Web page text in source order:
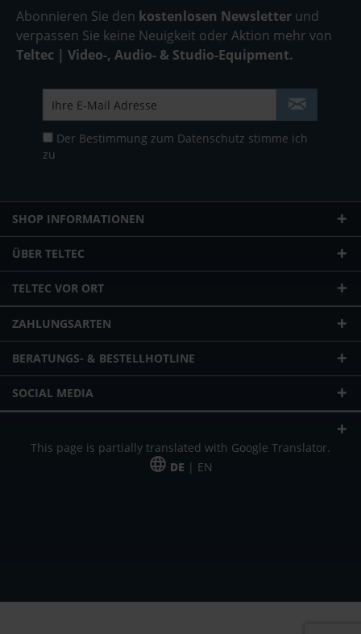
Abonnieren Sie den kostenlosen Newsletter und
verpassen Sie keine Neuigkeit oder Aktion mehr von
Teltec | Video-, Audio- & Studio-Equipment.
Der Bestimmung zum Datenschutz stimme ich
zu
SHOP INFORMATIONEN
ÜBER TELTEC
TELTEC VOR ORT
ZAHLUNGSARTEN
BERATUNGS- & BESTELLHOTLINE
SOCIAL MEDIA
This page is partially translated with Google Translator.
DE | EN